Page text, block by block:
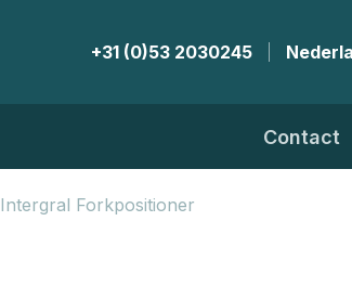
+31 (0)53 2030245 |
Contact
Intergral Forkpositioner